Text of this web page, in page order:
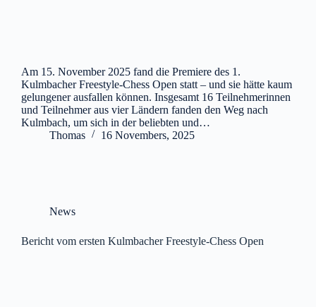
Am 15. November 2025 fand die Premiere des 1.
Kulmbacher Freestyle-Chess Open statt – und sie hätte kaum
gelungener ausfallen können. Insgesamt 16 Teilnehmerinnen
und Teilnehmer aus vier Ländern fanden den Weg nach
Kulmbach, um sich in der beliebten und…
Thomas
16 Novembers, 2025
News
Bericht vom ersten Kulmbacher Freestyle-Chess Open